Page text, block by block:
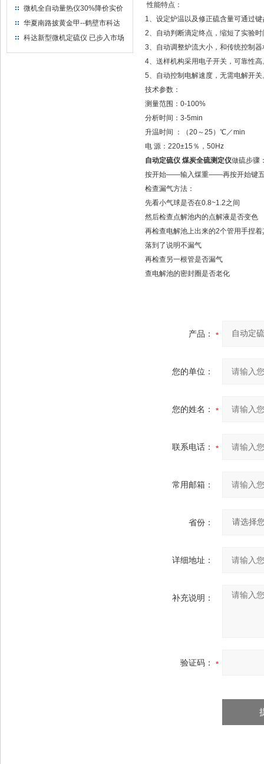
仪制造企业
微机全自动量热仪30%降价实价
出售
华夏南路披黄金甲--鹤壁市科达
仪器仪表有限公司
科达新型微机定硫仪 已步入市场
性能特点：
1、设定炉温以及修正硫含量可通过
2、自动判断滴定终点，缩短了实验时
3、自动调整炉流大小，和传统控制
4、送样机构采用电子开关，可靠性
5、自动控制电解速度，无需电解开关
技术参数：
测量范围：0-100%
分析时间：3-5min
升温时间 ：（20～25）℃／min
电 源：220±15％，50Hz
自动定硫仪 煤炭全硫测定仪做硫步骤
按开始——输入煤重——再按开始键五
检查漏气方法：
先看小气球是否在0.8~1.2之间
然后检查点解池内的点解液是否变色
再检查电解池上出来的2个管用手捏
落到了说明不漏气
再检查另一根管是否漏气
查电解池的密封圈是否老化
产品：
您的单位：
您的姓名：
联系电话：
常用邮箱：
省份：
详细地址：
补充说明：
验证码：